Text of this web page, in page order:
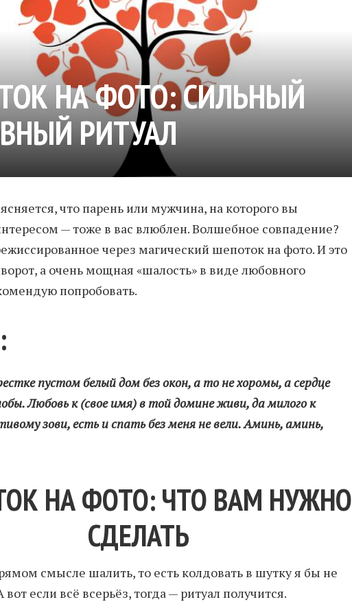
НА ФОТО: СИЛЬНЫЙ
РИТУАЛ
что парень или мужчина, на которого вы
— тоже в вас влюблен. Волшебное совпадение?
через магический шепоток на фото. И это
а очень мощная «шалость» в виде любовного
попробовать.
пустом белый дом без окон, а то не хоромы, а сердце
Любовь к (свое имя) в той домине живи, да милого к
зови, есть и спать без меня не вели. Аминь, аминь,
НА ФОТО: ЧТО ВАМ НУЖНО
СДЕЛАТЬ
смысле шалить, то есть колдовать в шутку я бы не
вот если всё всерьёз, тогда — ритуал получится.